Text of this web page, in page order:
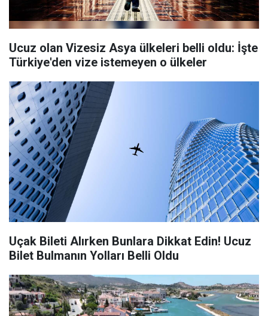
Ucuz olan Vizesiz Asya ülkeleri belli oldu: İşte
Türkiye'den vize istemeyen o ülkeler
Uçak Bileti Alırken Bunlara Dikkat Edin! Ucuz
Bilet Bulmanın Yolları Belli Oldu